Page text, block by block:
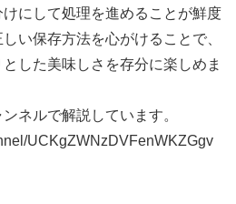
にして処理を進めることが鮮度
い保存方法を心がけることで、
した美味しさを存分に楽しめま
ネルで解説しています。
UCKgZWNzDVFenWKZGgv